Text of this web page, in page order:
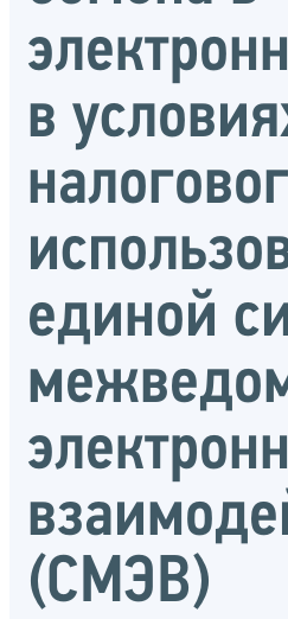
в
единой
(СМЭВ)